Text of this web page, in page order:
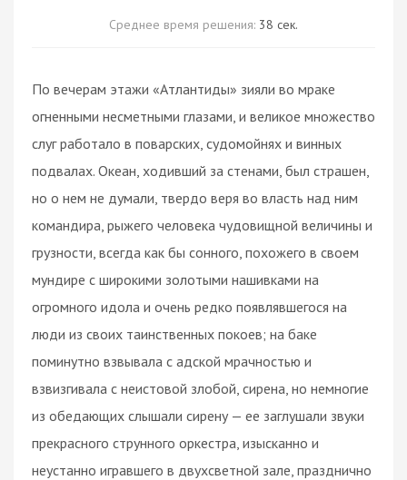
Среднее время решения: 38 сек.
По вечерам этажи «Атлантиды» зияли во мраке
огненными несметными глазами, и великое множество
слуг работало в поварских, судомойнях и винных
подвалах. Океан, ходивший за стенами, был страшен,
но о нем не думали, твердо веря во власть над ним
командира, рыжего человека чудовищной величины и
грузности, всегда как бы сонного, похожего в своем
мундире с широкими золотыми нашивками на
огромного идола и очень редко появлявшегося на
люди из своих таинственных покоев; на баке
поминутно взвывала с адской мрачностью и
взвизгивала с неистовой злобой, сирена, но немногие
из обедающих слышали сирену — ее заглушали звуки
прекрасного струнного оркестра, изысканно и
неустанно игравшего в двухсветной зале, празднично